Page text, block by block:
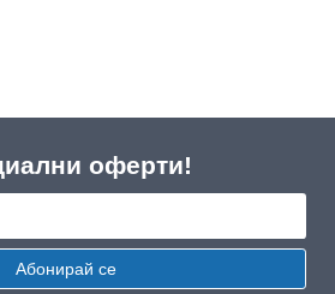
оферти!
Абонирай се